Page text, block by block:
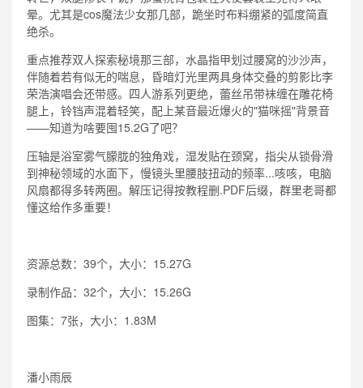
晕。尤其是cos魔法少女那几部，跪坐时布料绷紧的弧度简直
绝杀。
重点推荐双人探索秘境那三部，水晶指甲划过腰窝的沙沙声，
伴随着若有似无的喘息，昏暗灯光里两具身体交叠的剪影比李
荣浩演唱会还带感。四人游系列更绝，蕾丝吊带袜缠在雕花椅
腿上，铃铛声混着轻笑，配上某音最近爆火的"猫咪摇"背景音
——知道为啥要囤15.2G了吧？
压轴是浴室雾气朦胧的独角戏，湿发贴在颈窝，指尖从锁骨滑
到神秘领域的水面下，慢镜头里腰肢扭动的频率...咳咳，电脑
风扇都得多转两圈。解压记得按教程删.PDF后缀，群里老哥都
懂这给作多重要！
资源总数：39个，大小：15.27G
录制作品：32个，大小：15.26G
图集：7张，大小：1.83M
潘小雨辰